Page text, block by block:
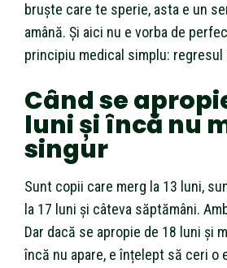
bruște care te sperie, asta e un
amână. Și aici nu e vorba de
principiu medical simplu:
Când se
luni și încă nu
singur
Sunt copii care merg la 13 luni,
la 17 luni și câteva săptămâni.
Dar dacă se apropie de 18 luni și
încă nu apare, e înțelept să ceri o